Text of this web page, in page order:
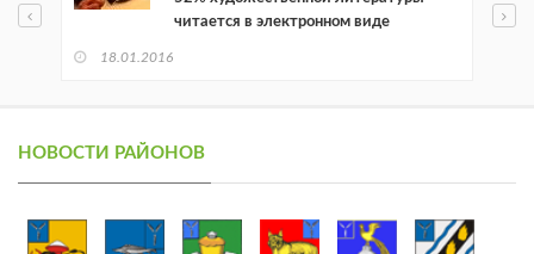
читается в электронном виде
18.01.2016
НОВОСТИ РАЙОНОВ